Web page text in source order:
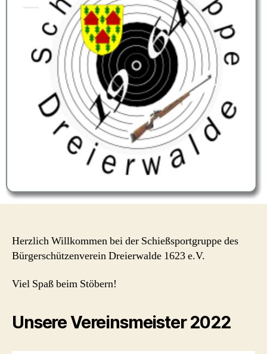
Herzlich Willkommen bei der Schießsportgruppe des
Bürgerschützenverein Dreierwalde 1623 e.V.
Viel Spaß beim Stöbern!
Unsere Vereinsmeister 2022